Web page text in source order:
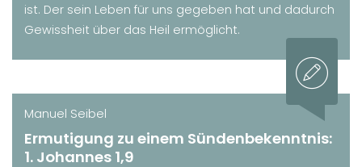
ist. Der sein Leben für uns gegeben hat und dadurch
Gewissheit über das Heil ermöglicht.
Manuel Seibel
Ermutigung zu einem Sündenbekenntnis:
1. Johannes 1,9